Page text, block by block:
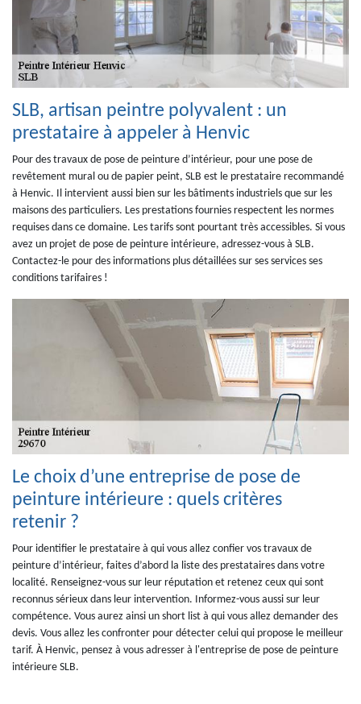
SLB, artisan peintre polyvalent : un
prestataire à appeler à Henvic
Pour des travaux de pose de peinture d’intérieur, pour une pose de
revêtement mural ou de papier peint, SLB est le prestataire recommandé
à Henvic. Il intervient aussi bien sur les bâtiments industriels que sur les
maisons des particuliers. Les prestations fournies respectent les normes
requises dans ce domaine. Les tarifs sont pourtant très accessibles. Si vous
avez un projet de pose de peinture intérieure, adressez-vous à SLB.
Contactez-le pour des informations plus détaillées sur ses services ses
conditions tarifaires !
Le choix d’une entreprise de pose de
peinture intérieure : quels critères
retenir ?
Pour identifier le prestataire à qui vous allez confier vos travaux de
peinture d’intérieur, faites d’abord la liste des prestataires dans votre
localité. Renseignez-vous sur leur réputation et retenez ceux qui sont
reconnus sérieux dans leur intervention. Informez-vous aussi sur leur
compétence. Vous aurez ainsi un short list à qui vous allez demander des
devis. Vous allez les confronter pour détecter celui qui propose le meilleur
tarif. À Henvic, pensez à vous adresser à l'entreprise de pose de peinture
intérieure SLB.